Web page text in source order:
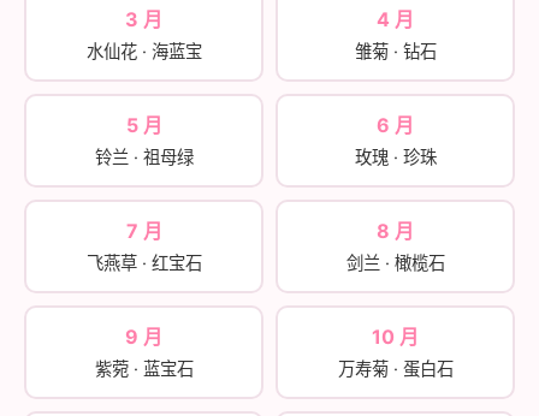
3 月
水仙花 · 海蓝宝
4 月
雏菊 · 钻石
5 月
铃兰 · 祖母绿
6 月
玫瑰 · 珍珠
7 月
飞燕草 · 红宝石
8 月
剑兰 · 橄榄石
9 月
紫菀 · 蓝宝石
10 月
万寿菊 · 蛋白石